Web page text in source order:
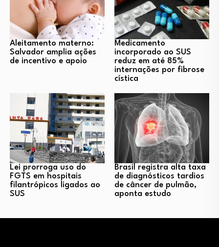
Aleitamento materno:
Salvador amplia ações
de incentivo e apoio
Medicamento
incorporado ao SUS
reduz em até 85%
internações por fibrose
cística
Lei prorroga uso do
FGTS em hospitais
filantrópicos ligados ao
SUS
Brasil registra alta taxa
de diagnósticos tardios
de câncer de pulmão,
aponta estudo